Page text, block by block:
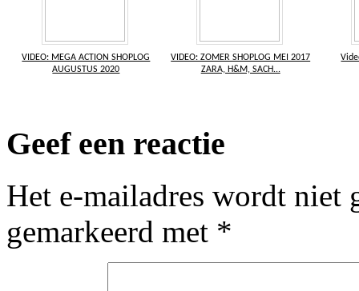
VIDEO: MEGA ACTION SHOPLOG
AUGUSTUS 2020
VIDEO: ZOMER SHOPLOG MEI 2017
ZARA, H&M, SACH...
Geef een reactie
Het e-mailadres wordt niet
gemarkeerd met *